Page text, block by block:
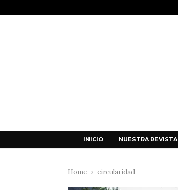
INICIO NUESTRA REVISTA
Home circularidad